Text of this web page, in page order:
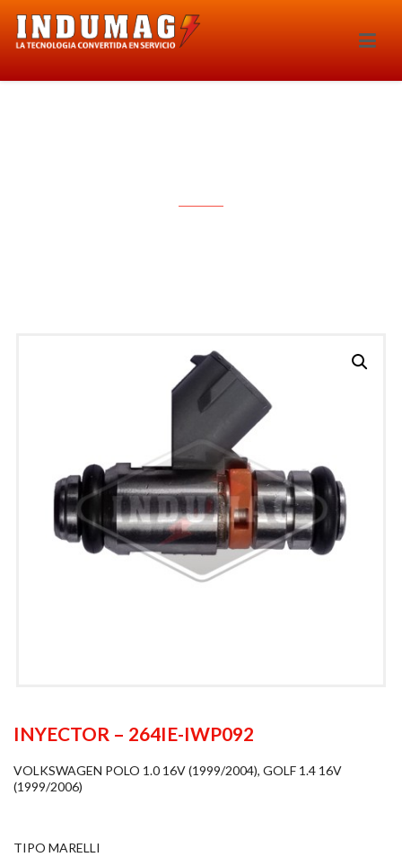
INYECTOR – 264IE-IWP092
VOLKSWAGEN POLO 1.0 16V (1999/2004), GOLF 1.4 16V
(1999/2006)
TIPO MARELLI